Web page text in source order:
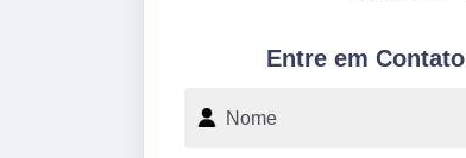
Entre em Contato